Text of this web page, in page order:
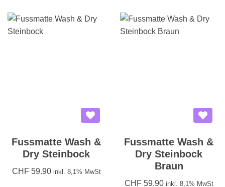
Fussmatte Wash &
Dry Steinbock
CHF59.90 inkl. 8,1% MwSt
Fussmatte Wash &
Dry Steinbock
Braun
CHF59.90 inkl. 8,1% MwSt